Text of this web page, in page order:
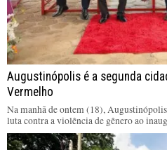
Augustinópolis é a segunda
Vermelho
Na manhã de ontem (18),
luta contra a violência de gênero ao